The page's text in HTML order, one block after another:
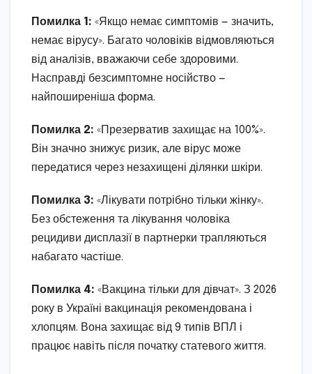
Помилка 1: «Якщо немає симптомів — значить,
немає вірусу». Багато чоловіків відмовляються
від аналізів, вважаючи себе здоровими.
Насправді безсимптомне носійство —
найпоширеніша форма.
Помилка 2: «Презерватив захищає на 100%».
Він значно знижує ризик, але вірус може
передатися через незахищені ділянки шкіри.
Помилка 3: «Лікувати потрібно тільки жінку».
Без обстеження та лікування чоловіка
рецидиви дисплазії в партнерки трапляються
набагато частіше.
Помилка 4: «Вакцина тільки для дівчат». З 2026
року в Україні вакцинація рекомендована і
хлопцям. Вона захищає від 9 типів ВПЛ і
працює навіть після початку статевого життя.